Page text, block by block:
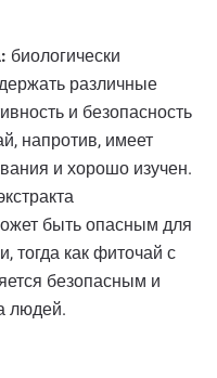
биологически
различные
и безопасность
напротив, имеет
и хорошо изучен.
быть опасным для
тогда как фиточай с
безопасным и
людей.